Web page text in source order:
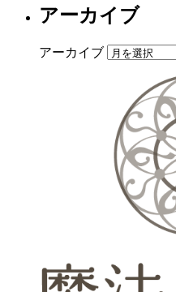
アーカイブ
アーカイブ